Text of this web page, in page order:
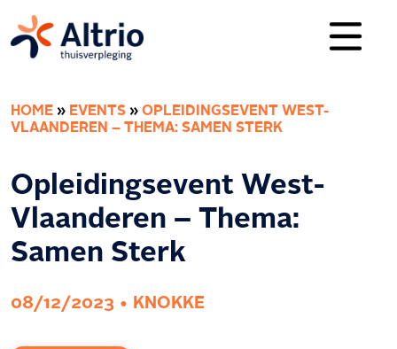
HOME » EVENTS » OPLEIDINGSEVENT WEST-
VLAANDEREN – THEMA: SAMEN STERK
Opleidingsevent West-
Vlaanderen – Thema:
Samen Sterk
08/12/2023 • KNOKKE